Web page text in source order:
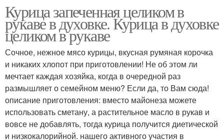
Курица с корочкой Курица на сковороде
Курица в сливочно-
чесночном соусе
Бархатная курица
Курица с болгарским
перцем
Курица с капустой
Курица запеченная целиком в
рукаве в духовке. Курица в духовке
целиком в рукаве
Сочное, нежное мясо курицы, вкусная румяная корочка
и никаких хлопот при приготовлении! Не об этом ли
мечтает каждая хозяйка, когда в очередной раз
размышляет о семейном меню? Если да, то Вам сюда!
описание приготовления: вместо майонеза можете
использовать сметану, а растительное масло в рукав и
вовсе не добавлять, тогда курица получится диетической
и низкокалорийной. нашего активного участия в